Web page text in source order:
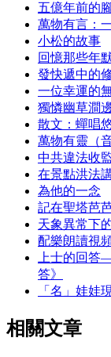
五億年前的
萬物有言：
小松的故事
回憶那些年
發快遞中的
一位幸運的
獨憐幽草澗
散文：蟬唱
萬物有靈（
中共違法收
在景點洪法
為他的一念
記在聖塔芭
天象異常下
配樂朗讀視
上士的回
答》
「名」娃娃
相關文章